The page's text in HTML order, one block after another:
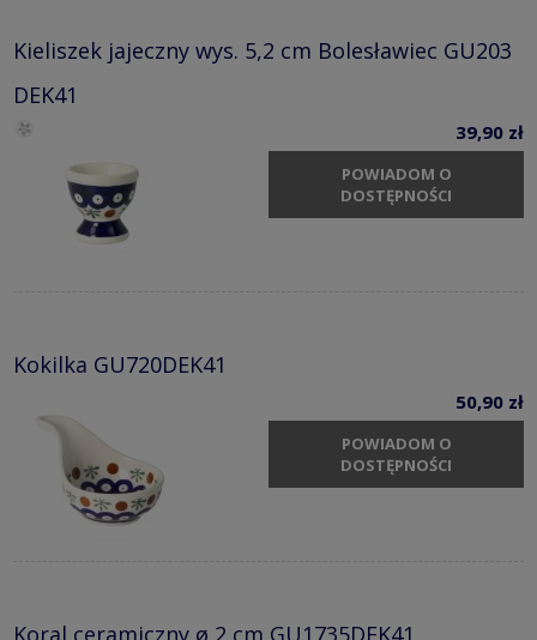
Kieliszek jajeczny wys. 5,2 cm Bolesławiec GU203
DEK41
39,90 zł
POWIADOM O
DOSTĘPNOŚCI
Kokilka GU720DEK41
50,90 zł
POWIADOM O
DOSTĘPNOŚCI
Koral ceramiczny ø 2 cm GU1735DEK41